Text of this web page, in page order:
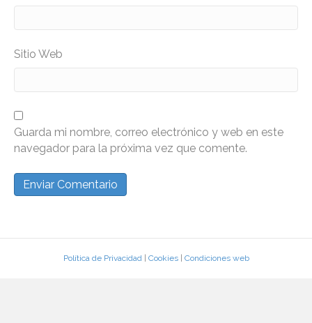
Sitio Web
Guarda mi nombre, correo electrónico y web en este
navegador para la próxima vez que comente.
Política de Privacidad| Cookies| Condiciones web